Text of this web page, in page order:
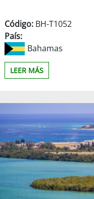
Código: BH-T1052
País:
Bahamas
LEER MÁS